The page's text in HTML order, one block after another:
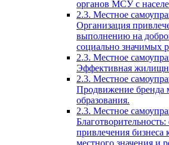
органов МСУ с
2.3. Местное
Организация
выполнению на
социально значимых
2.3. Местное
Эффективная
2.3. Местное
Продвижение бренда
образования.
2.3. Местное
Благотворительность:
привлечения